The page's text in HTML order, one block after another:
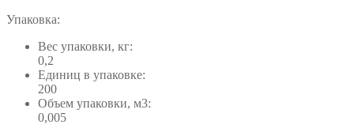
Упаковка:
Вес упаковки, кг:
0,2
Единиц в упаковке:
200
Объем упаковки, м3:
0,005